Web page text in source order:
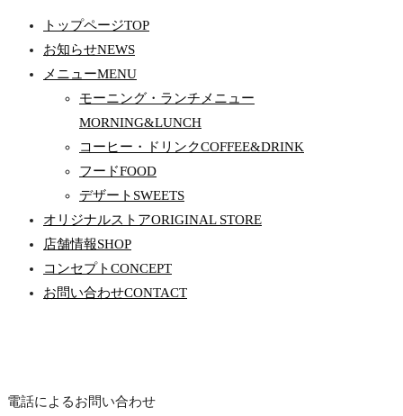
トップページTOP
お知らせNEWS
メニューMENU
モーニング・ランチメニュー
MORNING&LUNCH
コーヒー・ドリンクCOFFEE&DRINK
フードFOOD
デザート SWEETS
オリジナルストアORIGINAL STORE
店舗情報SHOP
コンセプトCONCEPT
お問い合わせCONTACT
電話によるお問い合わせ